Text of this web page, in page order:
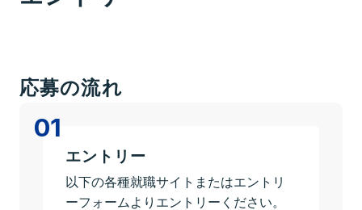
Environment
名古屋システム開発部
応募の流れ
01
エントリー
以下の各種就職サイトまたはエントリ
ーフォームよりエントリーください。